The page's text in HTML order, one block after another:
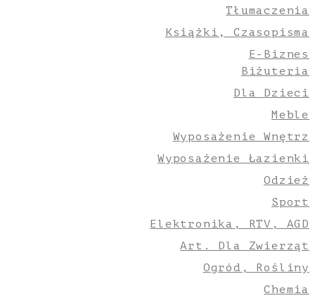
Tłumaczenia
Książki, Czasopisma
E-Biznes
Biżuteria
Dla Dzieci
Meble
Wyposażenie Wnętrz
Wyposażenie Łazienki
Odzież
Sport
Elektronika, RTV, AGD
Art. Dla Zwierząt
Ogród, Rośliny
Chemia